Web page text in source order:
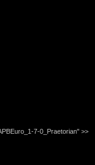
7-0_Praetorian" >>